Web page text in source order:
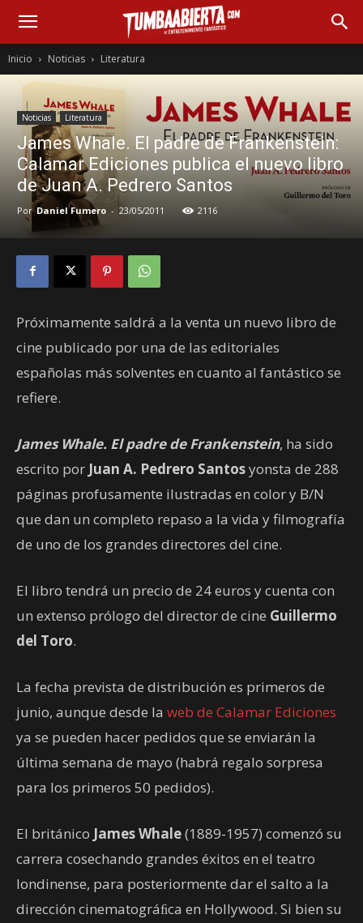
Inicio Noticias Literatura
Noticias Literatura
James Whale. El padre de Frankenstein:
Calamar Ediciones publica el nuevo libro
de Juan A. Pedrero Santos
Por Daniel Fumero - 23/05/2011 2116
Próximamente saldrá a la venta un nuevo libro de
cine publicado por una de las editoriales
españolas más solventes en cuanto al fantástico se
refiere.
James Whale. El padre de Frankenstein, ha sido
escrito por Juan A. Pedrero Santosyonsta de 288
páginas profusamente ilustradas en color y B/N
que dan un completo repaso a la vida y filmografía
de uno de los grandes directores del cine.
El libro tendrá un precio de 24 euros y cuenta con
un extenso prólogo del director de cine Guillermo
del Toro.
La fecha prevista de distribución es primeros de
junio, aunque desde la web de Calamar Ediciones
ya se pueden hacer pedidos que se enviarán la
última semana de mayo (habrá regalo sorpresa
para los primeros 50 pedidos).
El británico James Whale(1889-1957) comenzó su
carrera cosechando grandes éxitos en el teatro
londinense, para posteriormente dar el salto a la
dirección cinematográﬁca en Hollywood. Si bien su